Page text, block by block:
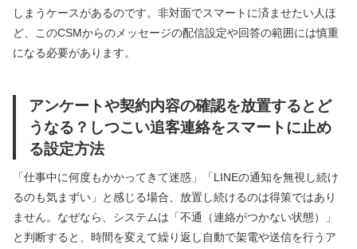
しまうケースがあるのです。非対面でスマートに済ませたい人ほ
ど、このCSMからのメッセージの配信設定や回答の範囲には慎重
になる必要があります。
アンケートや契約内容の確認を放置するとど
うなる？しつこい追客連絡をスマートに止め
る設定方法
「仕事中に何度もかかってきて迷惑」「LINEの通知を無視し続け
るのも気まずい」と感じる場合、放置し続けるのは得策ではあり
ません。なぜなら、システムは「不通（連絡がつかない状態）」
と判断すると、時間を変えて繰り返し自動で架電や送信を行うア